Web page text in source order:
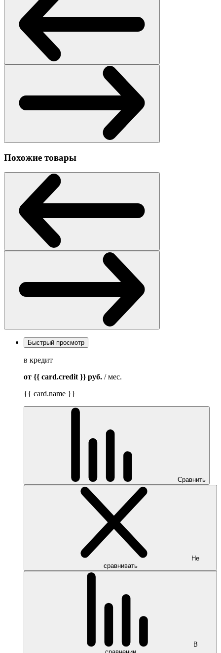
Похожие товары
Быстрый просмотр
в кредит
от {{ card.credit }} руб. / мес.
{{ card.name }}
Сравнить
Не
сравнивать
В